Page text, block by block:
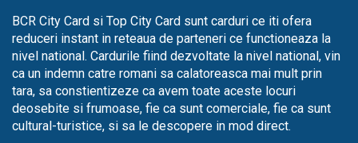
BCR City Card si Top City Card sunt carduri ce iti ofera
reduceri instant in reteaua de parteneri ce functioneaza la
nivel national. Cardurile fiind dezvoltate la nivel national, vin
ca un indemn catre romani sa calatoreasca mai mult prin
tara, sa constientizeze ca avem toate aceste locuri
deosebite si frumoase, fie ca sunt comerciale, fie ca sunt
cultural-turistice, si sa le descopere in mod direct.